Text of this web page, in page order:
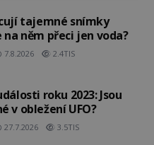
tajemné snímky
na něm přeci jen voda?
7.8.2026 2.4TIS
roku 2023: Jsou
v obležení UFO?
27.7.2026 3.5TIS